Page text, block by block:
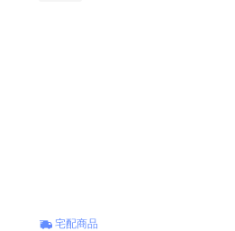
宅配商品